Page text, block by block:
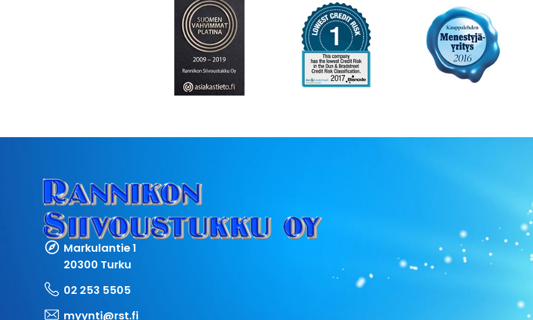
Markulantie 1
20300 Turku
02 253 5505
myynti@rst.fi